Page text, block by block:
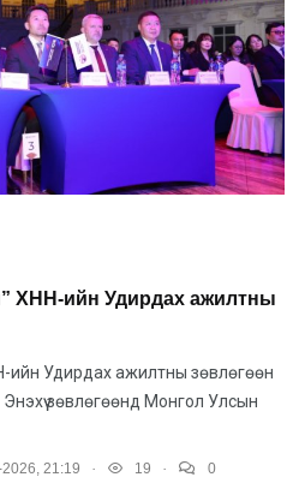
ХНН-ийн Удирдах ажилтны
ийн Удирдах ажилтны зөвлөгөөн
зөвлөгөөнд Монгол Улсын
21:19 . 19 . 0